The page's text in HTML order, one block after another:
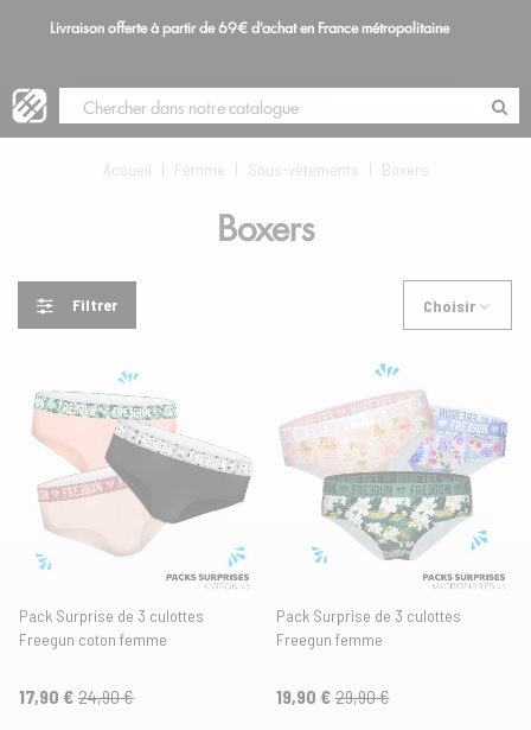
Livraison offerte à partir de 69€ d'achat en France métropolitaine
Accueil | Femme | Sous-vêtements | Boxers
Boxers
Filtrer Choisir
Pack Surprise de 3 culottes
Freegun coton femme
17,90 € 24,90 €
Pack Surprise de 3 culottes
Freegun femme
19,90 € 29,90 €